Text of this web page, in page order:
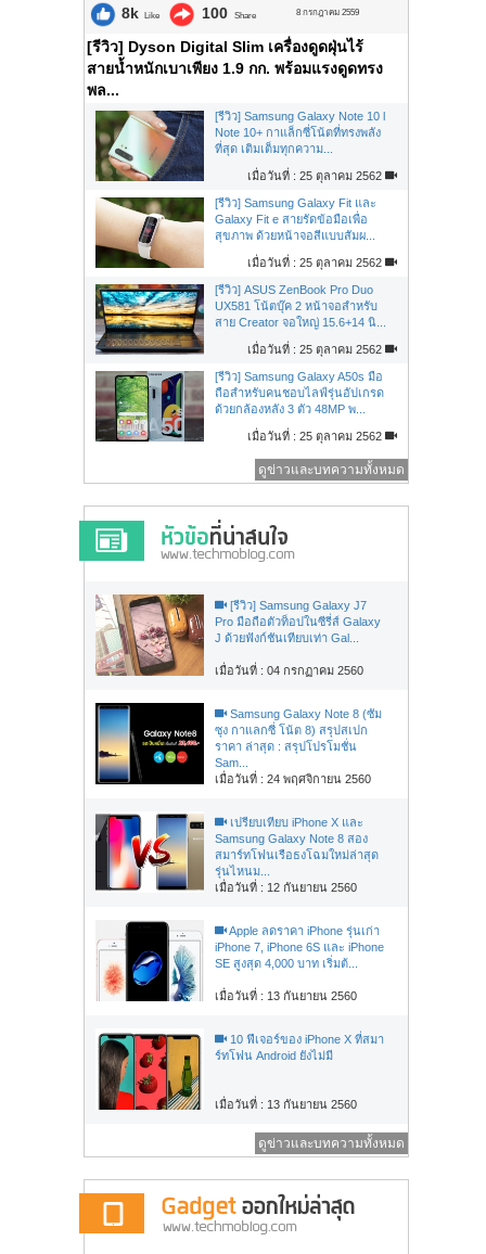
8k Like 100 Share 8 กรกฎาคม 2559
[รีวิว] Dyson Digital Slim เครื่องดูดฝุ่นไร้
สายน้ำหนักเบาเพียง 1.9 กก. พร้อมแรงดูดทรง
พล...
[รีวิว] Samsung Galaxy Note 10 l
Note 10+ กาแล็กซี่โน้ตที่ทรงพลัง
ที่สุด เติมเต็มทุกความ...
เมื่อวันที่ : 25 ตุลาคม 2562
[รีวิว] Samsung Galaxy Fit และ
Galaxy Fit e สายรัดข้อมือเพื่อ
สุขภาพ ด้วยหน้าจอสีแบบสัมผ...
เมื่อวันที่ : 25 ตุลาคม 2562
[รีวิว] ASUS ZenBook Pro Duo
UX581 โน้ตบุ๊ค 2 หน้าจอสำหรับ
สาย Creator จอใหญ่ 15.6+14 นิ...
เมื่อวันที่ : 25 ตุลาคม 2562
[รีวิว] Samsung Galaxy A50s มือ
ถือสำหรับคนชอบไลฟ์รุ่นอัปเกรด
ด้วยกล้องหลัง 3 ตัว 48MP พ...
เมื่อวันที่ : 25 ตุลาคม 2562
ดูข่าวและบทความทั้งหมด
[รีวิว] Samsung Galaxy J7
Pro มือถือตัวท็อปในซีรี่ส์ Galaxy
J ด้วยฟังก์ชันเทียบเท่า Gal...
เมื่อวันที่ : 04 กรกฏาคม 2560
Samsung Galaxy Note 8 (ซัม
ซุง กาแลกซี่ โน้ต 8) สรุปสเปก
ราคา ล่าสุด : สรุปโปรโมชั่น
Sam...
เมื่อวันที่ : 24 พฤศจิกายน 2560
เปรียบเทียบ iPhone X และ
Samsung Galaxy Note 8 สอง
สมาร์ทโฟนเรือธงโฉมใหม่ล่าสุด
รุ่นไหนม...
เมื่อวันที่ : 12 กันยายน 2560
Apple ลดราคา iPhone รุ่นเก่า
iPhone 7, iPhone 6S และ iPhone
SE สูงสุด 4,000 บาท เริ่มต้...
เมื่อวันที่ : 13 กันยายน 2560
10 ฟีเจอร์ของ iPhone X ที่สมา
ร์ทโฟน Android ยังไม่มี
เมื่อวันที่ : 13 กันยายน 2560
ดูข่าวและบทความทั้งหมด